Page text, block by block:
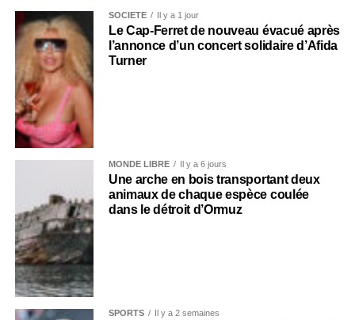
SOCIÉTÉ Il y a 1 jour
Le Cap-Ferret de nouveau évacué après
l’annonce d’un concert solidaire d’Afida
Turner
MONDE LIBRE Il y a 6 jours
Une arche en bois transportant deux
animaux de chaque espèce coulée
dans le détroit d’Ormuz
SPORTS Il y a 2 semaines